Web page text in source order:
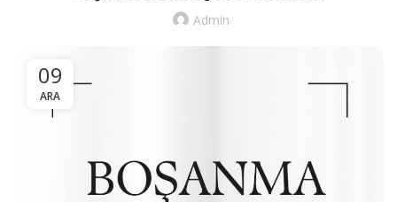
Admin
09
ARA